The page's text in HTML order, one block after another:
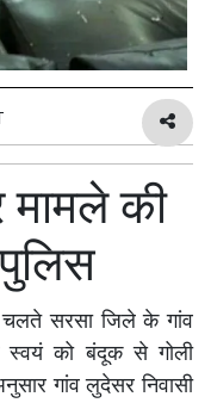
की
सरसा जिले के गांव
स्वयं को बंदूक से गोली
गांव लुदेसर निवासी